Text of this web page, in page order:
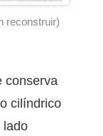
reconstruir)
conserva
cilíndrico
lado